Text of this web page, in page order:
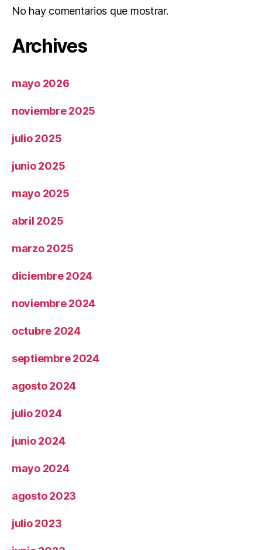
No hay comentarios que mostrar.
Archives
mayo 2026
noviembre 2025
julio 2025
junio 2025
mayo 2025
abril 2025
marzo 2025
diciembre 2024
noviembre 2024
octubre 2024
septiembre 2024
agosto 2024
julio 2024
junio 2024
mayo 2024
agosto 2023
julio 2023